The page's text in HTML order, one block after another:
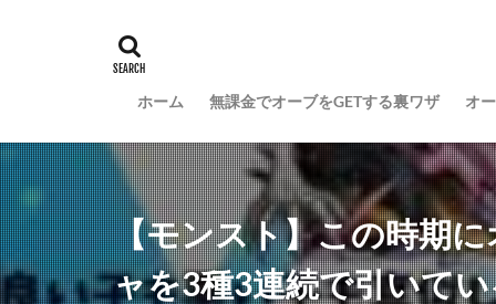
ホーム 無課金でオーブをGETする裏ワザ オ
【モンスト】この時期
ャを3種3連続で引いて